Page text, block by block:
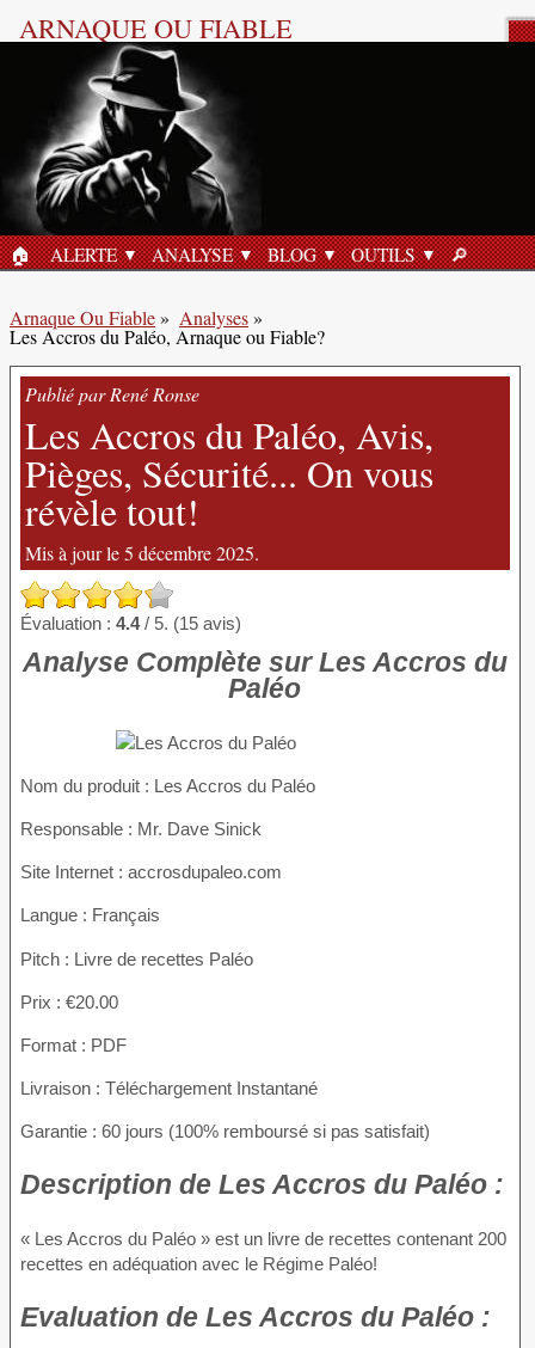
ARNAQUE OU FIABLE
ACCUEIL
🏠︎ ALERTE ANALYSE BLOG OUTILS 🔎︎
Arnaque Ou Fiable» Analyses»
Les Accros du Paléo, Arnaque ou Fiable?
Publié par René Ronse
Les Accros du Paléo, Avis,
Pièges, Sécurité... On vous
révèle tout!
Mis à jour le 5 décembre 2025.
Évaluation : 4.4/ 5. (15 avis)
Analyse Complète sur Les Accros du
Paléo
Nom du produit : Les Accros du Paléo
Responsable : Mr. Dave Sinick
Site Internet : accrosdupaleo.com
Langue : Français
Pitch : Livre de recettes Paléo
Prix : €20.00
Format : PDF
Livraison : Téléchargement Instantané
Garantie : 60 jours (100% remboursé si pas satisfait)
Description de Les Accros du Paléo :
« Les Accros du Paléo » est un livre de recettes contenant 200
recettes en adéquation avec le Régime Paléo!
Evaluation de Les Accros du Paléo :